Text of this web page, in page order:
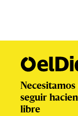
seguir
libre